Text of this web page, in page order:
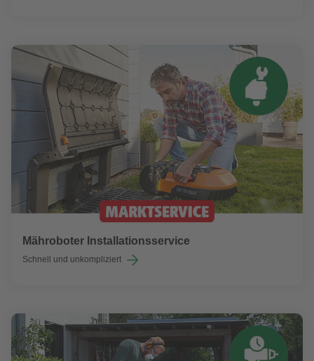
Mähroboter Installationsservice
Schnell und unkompliziert